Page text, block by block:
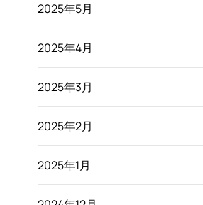
2025年5月
2025年4月
2025年3月
2025年2月
2025年1月